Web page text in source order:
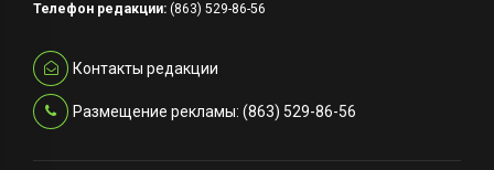
Телефон редакции: (863) 529-86-56
Контакты редакции
Размещение рекламы: (863) 529-86-56